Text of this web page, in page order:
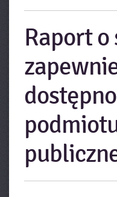
Raport o